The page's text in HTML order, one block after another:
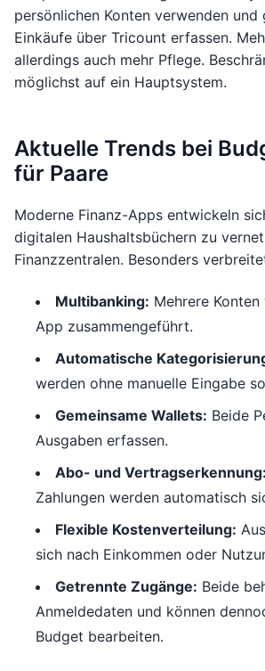
persönlichen Konten verwenden und
Einkäufe über Tricount erfassen.
allerdings auch mehr Pflege.
möglichst auf ein Hauptsystem.
Aktuelle Trends bei
für Paare
Moderne Finanz-Apps entwickeln
digitalen Haushaltsbüchern zu
Finanzzentralen. Besonders
Multibanking: Mehrere
App zusammengeführt.
Automatische
werden ohne manuelle Eingabe
Gemeinsame Wallets: Beide
Ausgaben erfassen.
Abo- und Vertragserkennung:
Zahlungen werden automatisch
Flexible Kostenverteilung:
sich nach Einkommen oder
Getrennte Zugänge: Beide
Anmeldedaten und können
Budget bearbeiten.